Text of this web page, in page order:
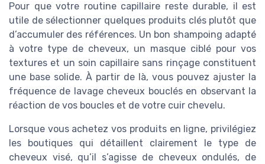
Pour que votre routine capillaire reste durable, il est
utile de sélectionner quelques produits clés plutôt que
d’accumuler des références. Un bon shampoing adapté
à votre type de cheveux, un masque ciblé pour vos
textures et un soin capillaire sans rinçage constituent
une base solide. À partir de là, vous pouvez ajuster la
fréquence de lavage cheveux bouclés en observant la
réaction de vos boucles et de votre cuir chevelu.
Lorsque vous achetez vos produits en ligne, privilégiez
les boutiques qui détaillent clairement le type de
cheveux visé, qu’il s’agisse de cheveux ondulés, de